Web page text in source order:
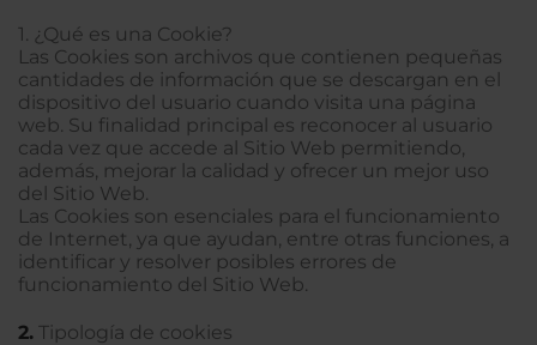
1. ¿Qué es una Cookie?
Las Cookies son archivos que contienen pequeñas
cantidades de información que se descargan en el
dispositivo del usuario cuando visita una página
web. Su finalidad principal es reconocer al usuario
cada vez que accede al Sitio Web permitiendo,
además, mejorar la calidad y ofrecer un mejor uso
del Sitio Web.
Las Cookies son esenciales para el funcionamiento
de Internet, ya que ayudan, entre otras funciones, a
identificar y resolver posibles errores de
funcionamiento del Sitio Web.
2. Tipología de cookies